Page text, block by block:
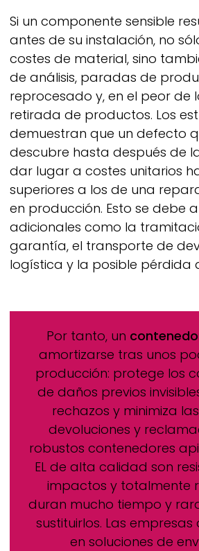
Si un componente sensible
antes de su instalación, no
costes de material, sino
de análisis, paradas de
reprocesado y, en el peor de
retirada de productos. Los
demuestran que un defecto
descubre hasta después de
dar lugar a costes unitarios
superiores a los de una
en producción. Esto se debe
adicionales como la
garantía, el transporte de
logística y la posible pérdida
Por tanto, un
amortizarse tras unos
producción: protege los
de daños previos
rechazos y minimiza
devoluciones y
robustos contenedores
EL de alta calidad son
impactos y totalmente
duran mucho tiempo y
sustituirlos. Las empresas
en soluciones de